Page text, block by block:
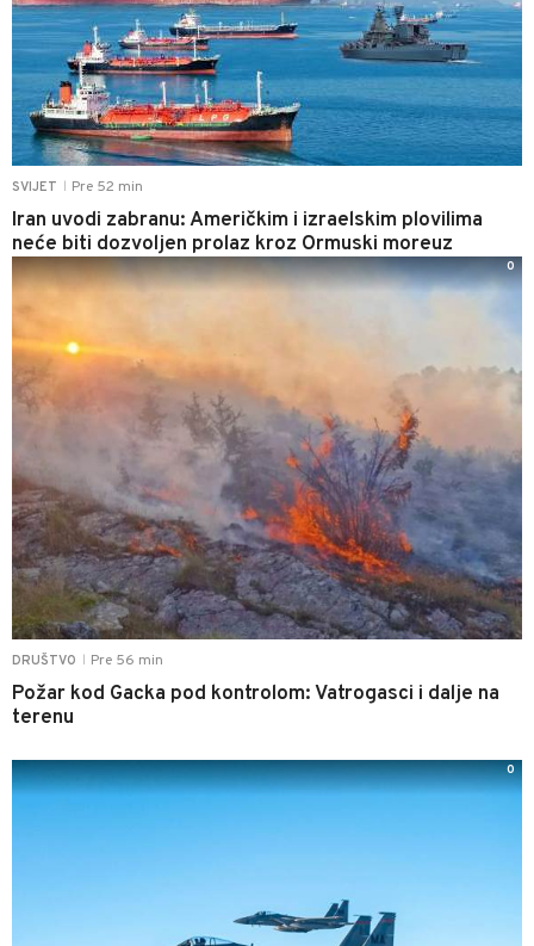
SVIJET Pre 52 min
Iran uvodi zabranu: Američkim i izraelskim plovilima
neće biti dozvoljen prolaz kroz Ormuski moreuz
DRUŠTVO Pre 56 min
Požar kod Gacka pod kontrolom: Vatrogasci i dalje na
terenu
0
0